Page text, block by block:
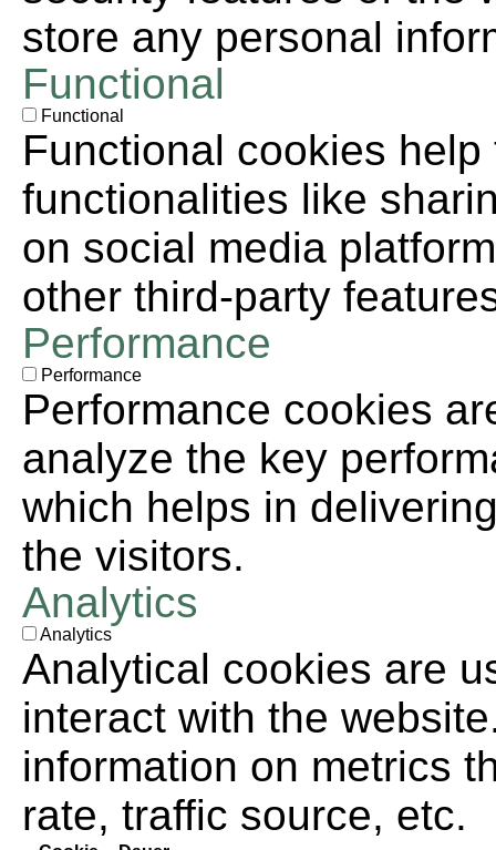
store any personal
Functional
Functional
Functional cookies
functionalities like
on social media
other third-party
Performance
Performance
Performance cookies
analyze the key
which helps in
the visitors.
Analytics
Analytics
Analytical cookies are
interact with the
information on metrics
rate, traffic source, etc.